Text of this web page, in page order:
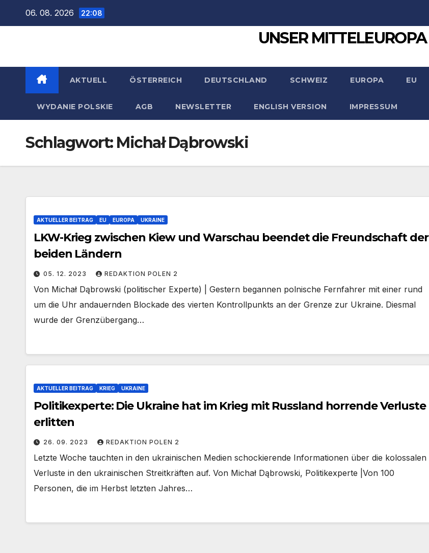
06. 08. 2026 22:08
UNSER MITTELEUROPA
AKTUELL ÖSTERREICH DEUTSCHLAND SCHWEIZ EUROPA EU
WYDANIE POLSKIE AGB NEWSLETTER ENGLISH VERSION IMPRESSUM
Schlagwort: Michał Dąbrowski
AKTUELLER BEITRAG EU EUROPA UKRAINE
LKW-Krieg zwischen Kiew und Warschau beendet die Freundschaft der
beiden Ländern
05. 12. 2023 REDAKTION POLEN 2
Von Michał Dąbrowski (politischer Experte) | Gestern begannen polnische Fernfahrer mit einer rund
um die Uhr andauernden Blockade des vierten Kontrollpunkts an der Grenze zur Ukraine. Diesmal
wurde der Grenzübergang…
AKTUELLER BEITRAG KRIEG UKRAINE
Politikexperte: Die Ukraine hat im Krieg mit Russland horrende Verluste
erlitten
26. 09. 2023 REDAKTION POLEN 2
Letzte Woche tauchten in den ukrainischen Medien schockierende Informationen über die kolossalen
Verluste in den ukrainischen Streitkräften auf. Von Michał Dąbrowski, Politikexperte |Von 100
Personen, die im Herbst letzten Jahres…